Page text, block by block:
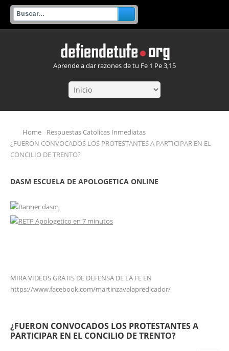
Aprende a dar razones de tu Fe 1 Pe 3,15
Home
Respuestas Catolicas Inmediatas
¿FUERON CONVOCADOS LOS PROTESTANTES A PARTICIPAR EN EL
CONCILIO DE TRENTO?
DASM ESCUELA DE APOLOGETICA ONLINE
MIRA VIDEOS GRATIS DE DEFENSA DE LA FE EN
https://www.facebook.com/martinzavalapredicador/
¿FUERON CONVOCADOS LOS PROTESTANTES A
PARTICIPAR EN EL CONCILIO DE TRENTO?